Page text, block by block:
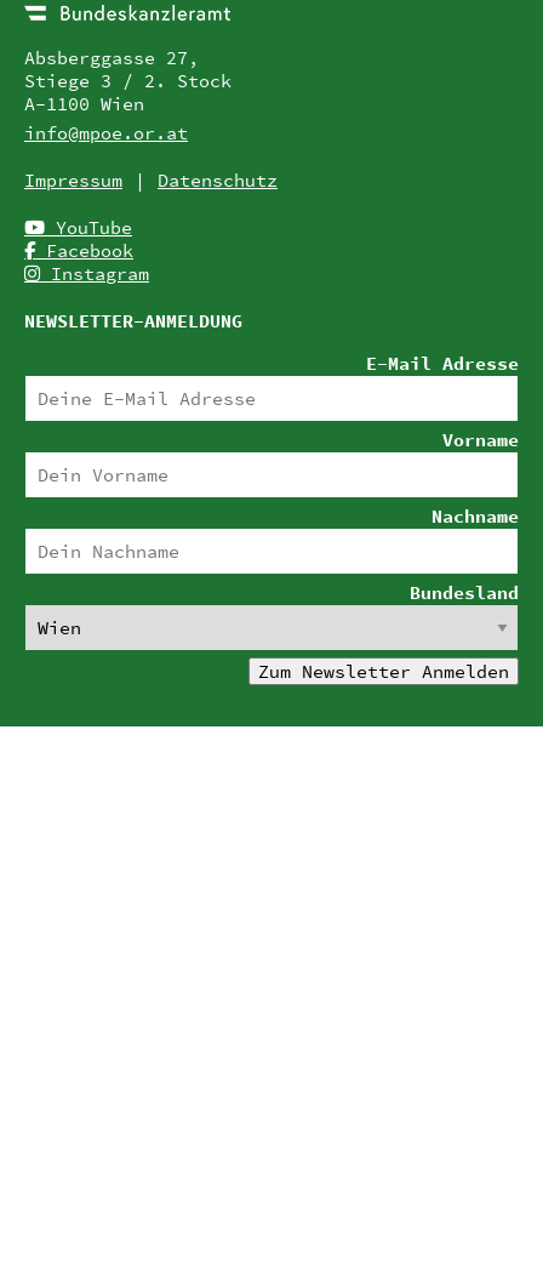
Absberggasse 27,
Stiege 3 / 2. Stock
A-1100 Wien
info@mpoe.or.at
Impressum Datenschutz
YouTube
Facebook
Instagram
NEWSLETTER-ANMELDUNG
E-Mail Adresse
Vorname
Nachname
Bundesland